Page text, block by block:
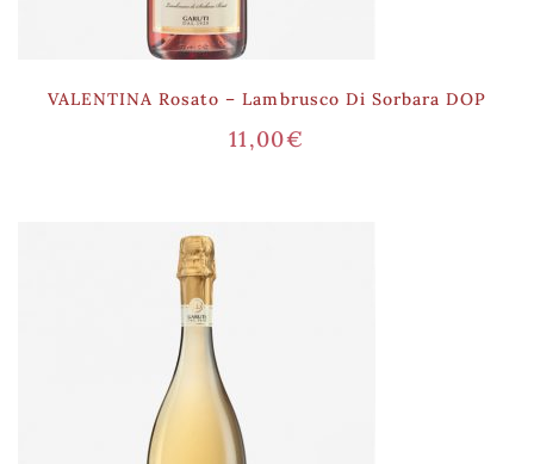
VALENTINA Rosato – Lambrusco Di Sorbara DOP
11,00€